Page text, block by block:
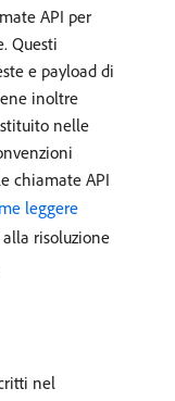
API per
Questi
e payload di
inoltre
nelle
chiamate API
leggere
risoluzione
nel